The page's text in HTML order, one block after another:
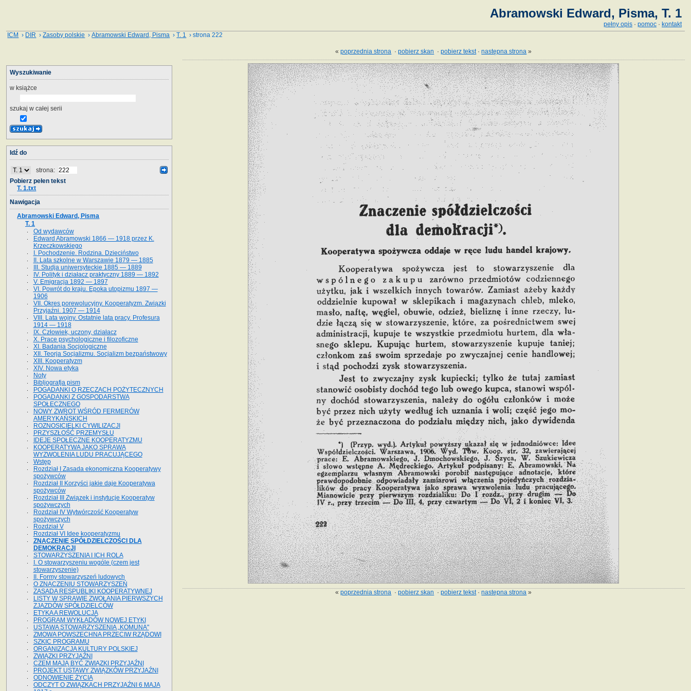
Abramowski Edward, Pisma, T. 1
pełny opis · pomoc · kontakt
ICM › DIR ›Zasoby polskie ›Abramowski Edward, Pisma ›T. 1 › strona 222
«poprzednia strona ·pobierz skan ·pobierz tekst·następna strona »
«poprzednia strona ·pobierz skan ·pobierz tekst·następna strona »
Wyszukiwanie
w książce
szukaj w całej serii
Idź do
strona:
Pobierz pełen tekst
T. 1.txt
Nawigacja
Abramowski Edward, Pisma
T. 1
Od wydawców
Edward Abramowski 1866 — 1918 przez K.
Krzeczkowskiego
I. Pochodzenie. Rodzina. Dzieciństwo
II. Lata szkolne w Warszawie 1879 — 1885
III. Studja uniwersyteckie 1885 — 1889
IV. Polityk i działacz praktyczny 1889 — 1892
V. Emigracja 1892 — 1897
VI. Powrót do kraju. Epoka utopizmu 1897 —
1906
VII. Okres porewolucyjny. Kooperatyzm. Związki
Przyjaźni. 1907 — 1914
VIII. Lata wojny. Ostatnie lata pracy. Profesura
1914 — 1918
IX. Człowiek, uczony, działacz
X. Prace psychologiczne i filozoficzne
XI. Badania Socjologiczne
XII. Teorja Socjalizmu. Socjalizm bezpaństwowy
XIII. Kooperatyzm
XIV. Nowa etyka
Noty
Bibljografja pism
POGADANKI O RZECZACH POŻYTECZNYCH
POGADANKI Z GOSPODARSTWA
SPOŁECZNEGO
NOWY ZWROT WŚRÓD FERMERÓW
AMERYKAŃSKICH
ROZNOSICIELKI CYWILIZACJI
PRZYSZŁOŚĆ PRZEMYSŁU
IDEJE SPOŁECZNE KOOPERATYZMU
KOOPERATYWA JAKO SPRAWA
WYZWOLENIA LUDU PRACUJĄCEGO
Wstęp
Rozdział I Zasada ekonomiczna Kooperatywy
spożywców
Rozdział II Korzyści jakie daje Kooperatywa
spożywców
Rozdział III Związek i instytucje Kooperatyw
spożywczych
Rozdział IV Wytwórczość Kooperatyw
spożywczych
Rozdział V
Rozdział VI Idee kooperatyzmu
ZNACZENIE SPÓŁDZIELCZOŚCI DLA
DEMOKRACJI
STOWARZYSZENIA I ICH ROLA
I. O stowarzyszeniu wogóle (czem jest
stowarzyszenie)
II. Formy stowarzyszeń ludowych
O ZNACZENIU STOWARZYSZEŃ
ZASADA RESPUBLIKI KOOPERATYWNEJ
LISTY W SPRAWIE ZWOŁANIA PIERWSZYCH
ZJAZDÓW SPÓŁDZIELCÓW
ETYKA A REWOLUCJA
PROGRAM WYKŁADÓW NOWEJ ETYKI
USTAWA STOWARZYSZENIA „KOMUNA"
ZMOWA POWSZECHNA PRZECIW RZĄDOWI
SZKIC PROGRAMU
ORGANIZACJA KULTURY POLSKIEJ
ZWIĄZKI PRZYJAŹNI
CZEM MAJĄ BYĆ ZWIĄZKI PRZYJAŹNI
PROJEKT USTAWY ZWIĄZKÓW PRZYJAŹNI
ODNOWIENIE ŻYCIA
ODCZYT O ZWIĄZKACH PRZYJAŹNI 6 MAJA